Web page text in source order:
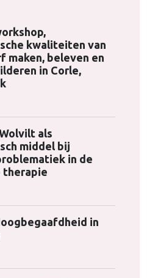
kwaliteiten van
maken, beleven en
in Corle,
als
middel bij
in de
therapie
in